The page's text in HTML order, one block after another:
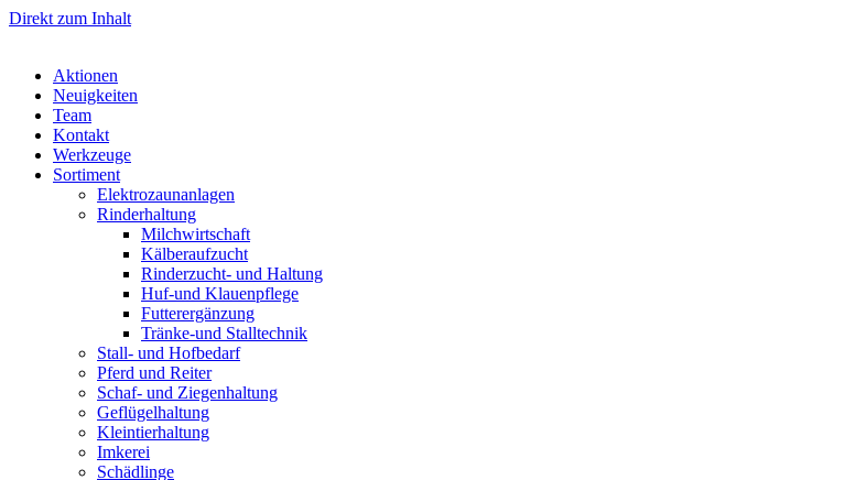
Direkt zum Inhalt
Aktionen
Neuigkeiten
Team
Kontakt
Werkzeuge
Sortiment
Elektrozaunanlagen
Rinderhaltung
Milchwirtschaft
Kälberaufzucht
Rinderzucht- und Haltung
Huf-und Klauenpflege
Futterergänzung
Tränke-und Stalltechnik
Stall- und Hofbedarf
Pferd und Reiter
Schaf- und Ziegenhaltung
Geflügelhaltung
Kleintierhaltung
Imkerei
Schädlinge